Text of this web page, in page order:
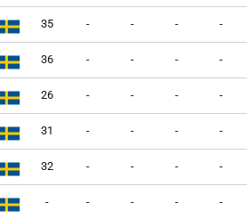
35 - - - -
36 - - - -
26 - - - -
31 - - - -
32 - - - -
- - - - -